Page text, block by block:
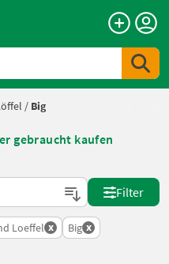
/ Big
gebraucht kaufen
Filter
Loeffel x Big x